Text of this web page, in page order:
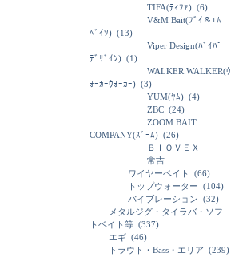
TIFA(ﾃｨﾌｧ) (6)
V&M Bait(ﾌﾞｲ＆ｴﾑ
ﾍﾞｲﾂ) (13)
Viper Design(ﾊﾞｲﾊﾟｰ
ﾃﾞｻﾞｲﾝ) (1)
WALKER WALKER(ｳ
ｫｰｶｰｳｫｰｶｰ) (3)
YUM(ﾔﾑ) (4)
ZBC (24)
ZOOM BAIT
COMPANY(ｽﾞｰﾑ) (26)
ＢＩＯＶＥＸ
常吉
ワイヤーベイト
(66)
トップウォーター (104)
バイブレーション (32)
メタルジグ・タイラバ・ソフ
トベイト等 (337)
エギ (46)
トラウト・Bass・エリア (239)